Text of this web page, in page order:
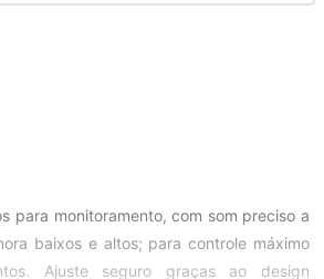
para monitoramento, com som preciso a
baixos e altos; para controle máximo
Ajuste seguro graças ao design